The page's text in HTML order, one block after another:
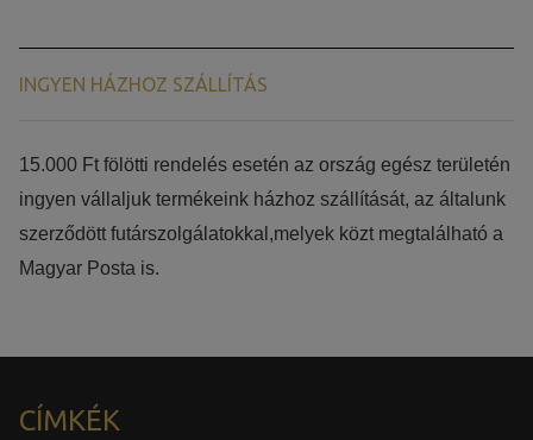
INGYEN HÁZHOZ SZÁLLÍTÁS
15.000 Ft fölötti rendelés esetén az ország egész területén
ingyen vállaljuk termékeink házhoz szállítását, az általunk
szerződött futárszolgálatokkal,melyek közt megtalálható a
Magyar Posta is.
CÍMKÉK